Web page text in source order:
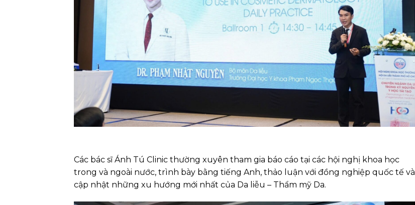
Các bác sĩ Ánh Tú Clinic thường xuyên tham gia báo cáo tại các hội nghị khoa học
trong và ngoài nước, trình bày bằng tiếng Anh, thảo luận với đồng nghiệp quốc tế và
cập nhật những xu hướng mới nhất của Da liễu – Thẩm mỹ Da.